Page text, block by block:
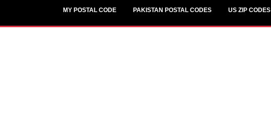
MY POSTAL CODE PAKISTAN POSTAL CODES US ZIP CODES